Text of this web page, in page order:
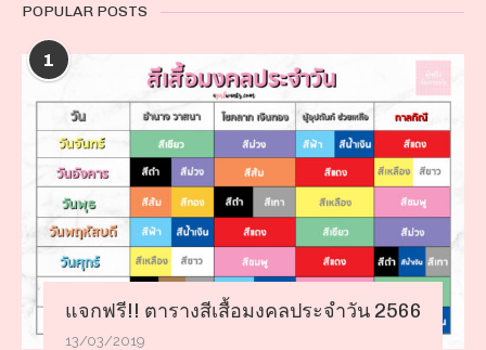
POPULAR POSTS
1
แจกฟรี!! ตารางสีเสื้อมงคลประจำวัน 2566
13/03/2019